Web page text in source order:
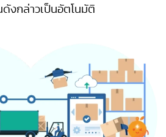
ดังกล่าวเป็นอัตโนมัติ